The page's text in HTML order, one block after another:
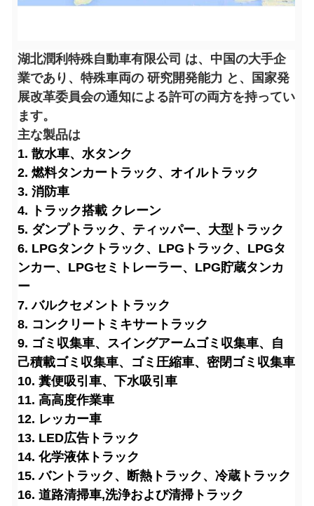
湖北潤利特殊自動車有限公司 は、中国の大手企
業であり、特殊車両の 研究開発能力 と、国家発
展改革委員会の通知による許可の両方を持ってい
ます。
主な製品は
1. 散水車、水タンク
2. 燃料タンカートラック、オイルトラック
3. 消防車
4. トラック搭載 クレーン
5. ダンプトラック、ティッパー、大型トラック
6. LPGタンクトラック、LPGトラック、LPGタ
ンカー、LPGセミトレーラー、LPG貯蔵タンカ
ー
7. バルクセメントトラック
8. コンクリートミキサートラック
9. ゴミ収集車、スイングアームゴミ収集車、自
己積載ゴミ収集車、ゴミ圧縮車、密閉ゴミ収集車
10. 糞便吸引車、下水吸引車
11. 高高度作業車
12. レッカー車
13. LED広告トラック
14. 化学液体トラック
15. バントラック、断熱トラック、冷蔵トラック
16. 道路清掃車,洗浄および清掃トラック